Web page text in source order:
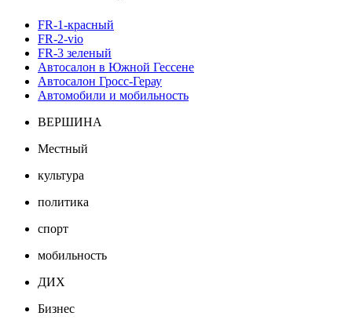
FR-1-красный
FR-2-vio
FR-3 зеленый
Автосалон в Южной Гессене
Автосалон Гросс-Герау
Автомобили и мобильность
ВЕРШИНА
Местный
культура
политика
спорт
мобильность
ДИХ
Бизнес